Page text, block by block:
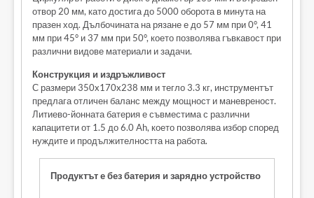
отвор 20 мм, като достига до 5000 оборота в минута на
празен ход. Дълбочината на рязане е до 57 мм при 0°, 41
мм при 45° и 37 мм при 50°, което позволява гъвкавост при
различни видове материали и задачи.
Конструкция и издръжливост
С размери 350x170x238 мм и тегло 3.3 кг, инструментът
предлага отличен баланс между мощност и маневреност.
Литиево-йонната батерия е съвместима с различни
капацитети от 1.5 до 6.0 Ah, което позволява избор според
нуждите и продължителността на работа.
Продуктът е без батерия и зарядно устройство